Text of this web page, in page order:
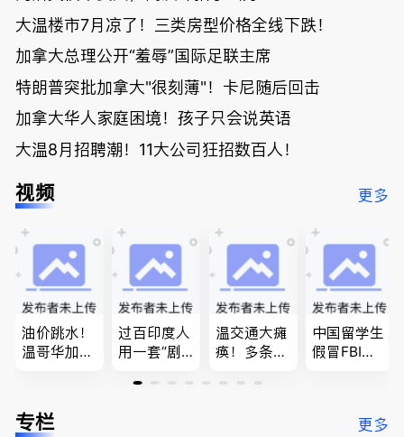
大温楼市7月凉了！三类房型价格全线下跌！
加拿大总理公开“羞辱”国际足联主席
特朗普突批加拿大"很刻薄"！卡尼随后回击
加拿大华人家庭困境！孩子只会说英语
大温8月招聘潮！11大公司狂招数百人！
视频 更多
油价跳水！
温哥华加油
低；免费狂
送50万磅蔬
过百印度人
用一套“剧
官：太假
温交通大瘫
痪！多条主
底；做顿饭
中国留学生
假冒FBI上
夫妻住进殡
专栏 更多